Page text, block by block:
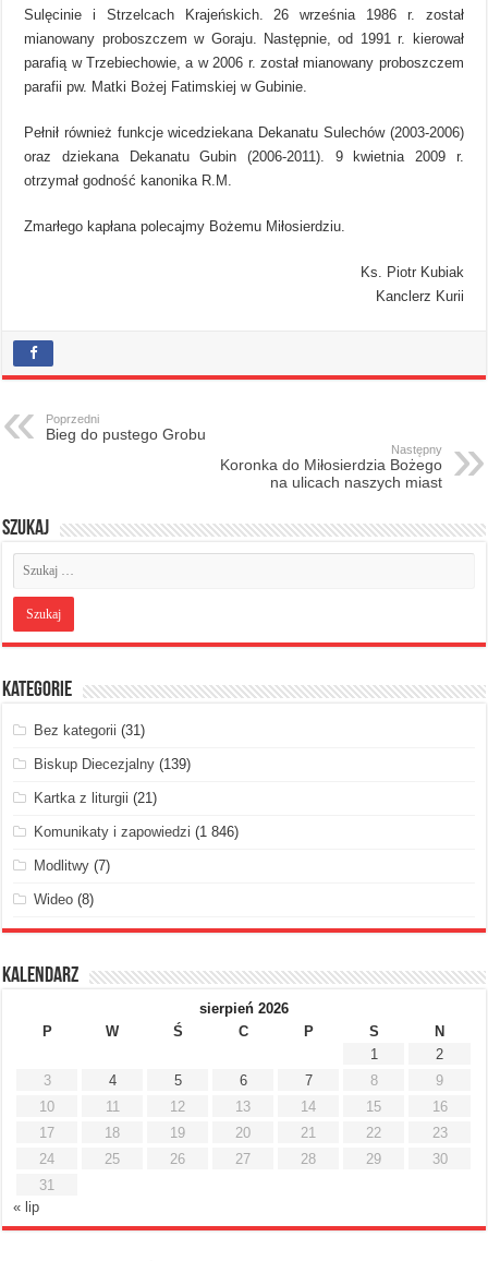
Sulęcinie i Strzelcach Krajeńskich. 26 września 1986 r. został
mianowany proboszczem w Goraju. Następnie, od 1991 r. kierował
parafią w Trzebiechowie, a w 2006 r. został mianowany proboszczem
parafii pw. Matki Bożej Fatimskiej w Gubinie.
Pełnił również funkcje wicedziekana Dekanatu Sulechów (2003-2006)
oraz dziekana Dekanatu Gubin (2006-2011). 9 kwietnia 2009 r.
otrzymał godność kanonika R.M.
Zmarłego kapłana polecajmy Bożemu Miłosierdziu.
Ks. Piotr Kubiak
Kanclerz Kurii
Poprzedni
Bieg do pustego Grobu
Następny
Koronka do Miłosierdzia Bożego
na ulicach naszych miast
Szukaj
Kategorie
Bez kategorii (31)
Biskup Diecezjalny (139)
Kartka z liturgii (21)
Komunikaty i zapowiedzi (1 846)
Modlitwy (7)
Wideo (8)
Kalendarz
sierpień 2026
P
W Ś C P S
N
1
2
3
4 5 6 7 8
9
10
11 12 13 14 15
16
17
18 19 20 21 22
23
24
25 26 27 28 29
30
31
« lip